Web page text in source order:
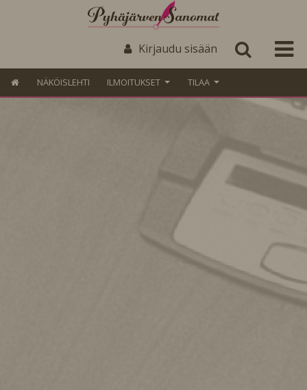
Kirjaudu sisään
NÄKÖISLEHTI ILMOITUKSET TILAA